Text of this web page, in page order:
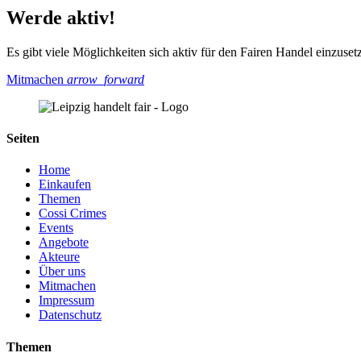
Werde aktiv!
Es gibt viele Möglichkeiten sich aktiv für den Fairen Handel
Mitmachen arrow_forward
Seiten
Home
Einkaufen
Themen
Cossi Crimes
Events
Angebote
Akteure
Über uns
Mitmachen
Impressum
Datenschutz
Themen